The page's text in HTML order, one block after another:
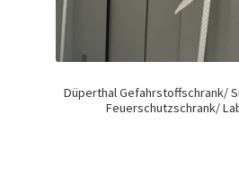
Düperthal Gefahrstoffschrank/
Feuerschutzschrank/